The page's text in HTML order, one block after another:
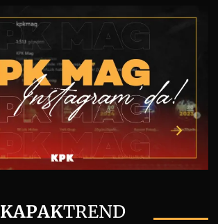
KAPAKTREND